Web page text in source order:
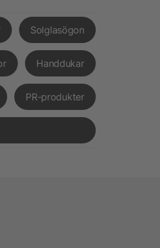
Solglasögon
Handdukar
PR-produkter